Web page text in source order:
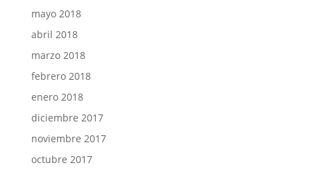
mayo 2018
abril 2018
marzo 2018
febrero 2018
enero 2018
diciembre 2017
noviembre 2017
octubre 2017